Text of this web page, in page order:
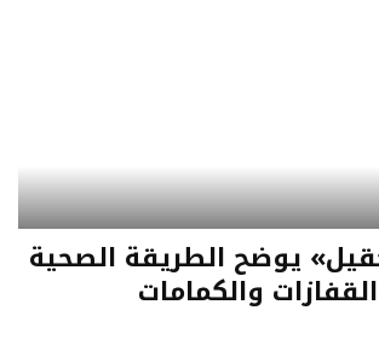
يوضح الطريقة الصحية
والكمامات